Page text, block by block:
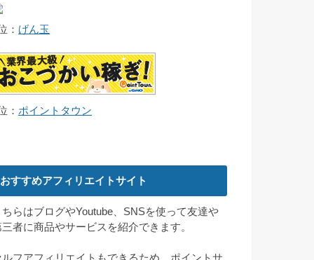
： げん玉
： ポイントタウン
おすすめアフィリエイトサイト
ちらはブログやYoutube、SNSを使って友達や
三者に商品やサービスを紹介できます。